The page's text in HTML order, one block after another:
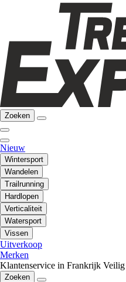
Zoeken
Nieuw
Wintersport
Wandelen
Trailrunning
Hardlopen
Verticaliteit
Watersport
Vissen
Uitverkoop
Merken
Klantenservice in Frankrijk Veilig
Zoeken